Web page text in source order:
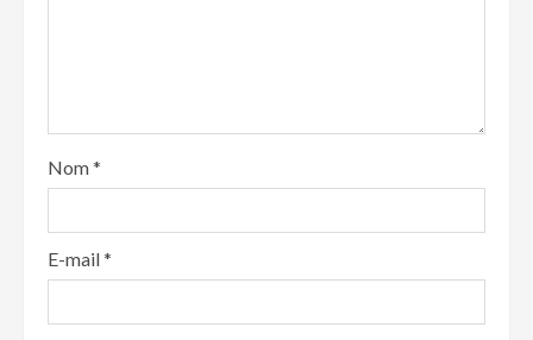
Nom*
E-mail*